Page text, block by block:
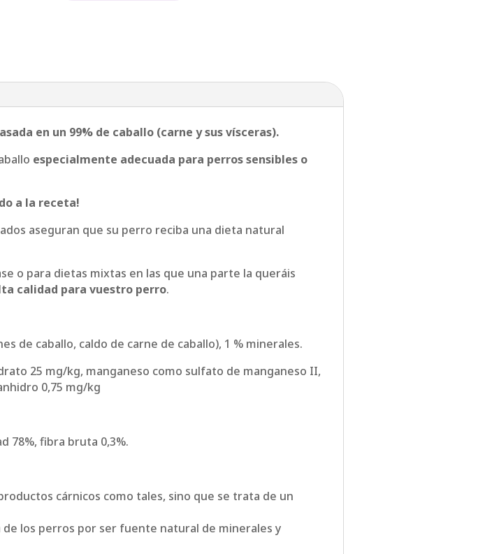
Caballo
400g
en un 99% de caballo (carne y sus vísceras).
especialmente adecuada para perros sensibles o
a la receta!
aseguran que su perro reciba una dieta natural
o para dietas mixtas en las que una parte la queráis
calidad para vuestro perro.
de caballo, caldo de carne de caballo), 1 % minerales.
25 mg/kg, manganeso como sulfato de manganeso II,
0,75 mg/kg
78%, fibra bruta 0,3%.
cárnicos como tales, sino que se trata de un
los perros por ser fuente natural de minerales y